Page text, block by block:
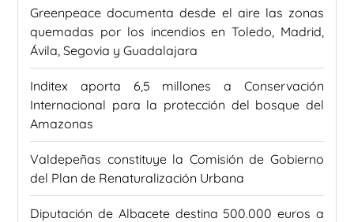
Greenpeace documenta desde el aire las zonas
quemadas por los incendios en Toledo, Madrid,
Ávila, Segovia y Guadalajara
Inditex aporta 6,5 millones a Conservación
Internacional para la protección del bosque del
Amazonas
Valdepeñas constituye la Comisión de Gobierno
del Plan de Renaturalización Urbana
Diputación de Albacete destina 500.000 euros a